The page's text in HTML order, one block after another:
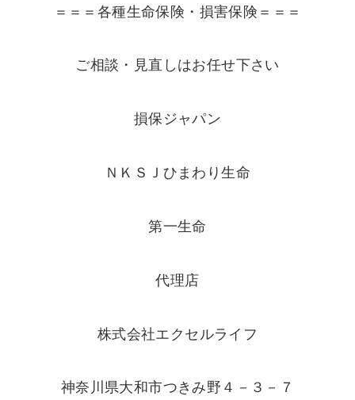
＝＝＝各種生命保険・損害保険＝＝＝
ご相談・見直しはお任せ下さい
損保ジャパン
ＮＫＳＪひまわり生命
第一生命
代理店
株式会社エクセルライフ
神奈川県大和市つきみ野４－３－７